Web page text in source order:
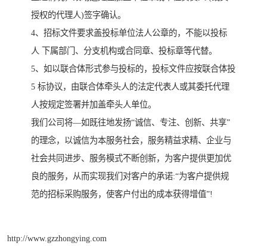
授权的代理人)签字确认。
4、招标文件要求盖投标单位法人公章的，不能以投标
人 下属部门、分支机构或合同章、投标章等代替。
5、如以联合体形式参与投标的，投标文件应按联合体投
5 标协议，由联合体牵头人的法定代表人或其委托代理
人按规定签署并加盖牵头人单位。
我们公司将—如既往地发扬“诚信、专注、创新、共享”
的理念，以诚信为本服务社会，服务精益求精、企业与
社会共同进步、服务模式不断创新，为客户提供更加优
良的服务，从而实现我们对客户的承诺:“为客户提供规
范的招标采购服务，使客户付出的成本获得增值”!
http://www.gzzhongying.com